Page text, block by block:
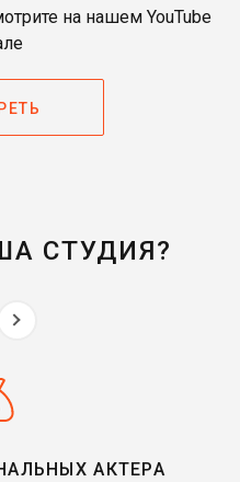
на нашем YouTube
СТУДИЯ?
АКТЕРА